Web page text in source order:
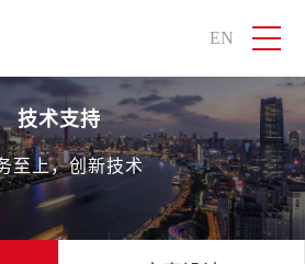
EN
技术支持
至上，创新技术